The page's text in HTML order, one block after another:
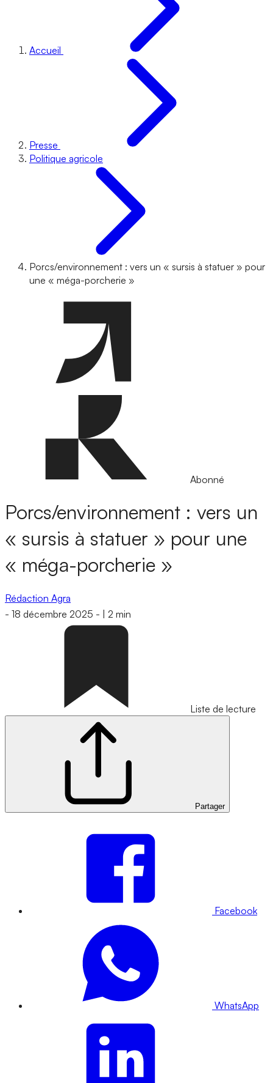
Accueil
Presse
Politique agricole
Porcs/environnement : vers un « sursis à statuer » pour
une « méga-porcherie »
Abonné
Porcs/environnement : vers un
« sursis à statuer » pour une
« méga-porcherie »
Rédaction Agra
- 18 décembre 2025 - 2 min
Liste de lecture
Partager
Facebook
WhatsApp